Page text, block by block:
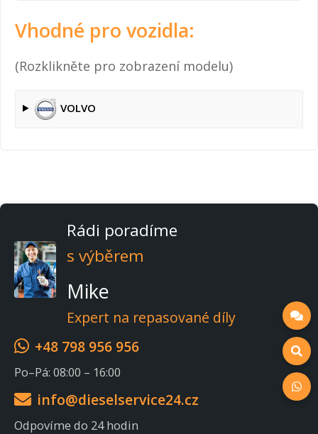
Vhodné pro vozidla:
(Rozklikněte pro zobrazení modelu)
VOLVO
Rádi poradíme
s výběrem
Mike
Expert na repasované díly
+48 798 956 956
Po–Pá: 08:00 – 16:00
info@dieselservice24.cz
Odpovíme do 24 hodin